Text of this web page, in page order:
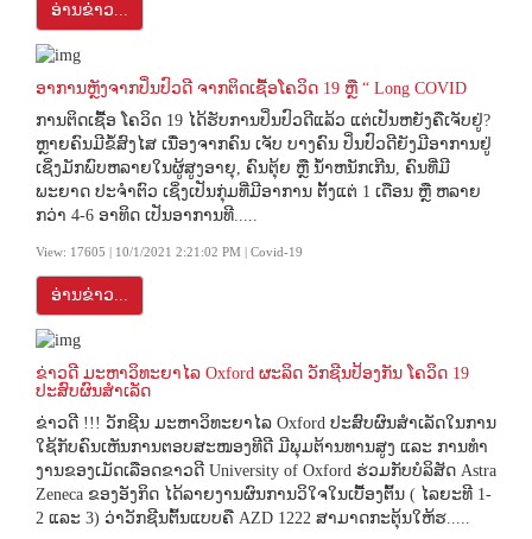
ອ່ານຂ່າວ...
ອາການຫຼັງຈາກປິ່ນປົວດີ ຈາກຕິດເຊື້ອໂຄວິດ 19 ຫຼື “ Long COVID
ການຕິດເຊື້ອ ໂຄວິດ 19 ໄດ້ຮັບການປິ່ນປົວດີແລ້ວ ແຕ່ເປັນຫຍັງຄືເຈັບຢູ່?
ຫຼາຍຄົນມີຂໍ້ສົງໄສ ເນື່ອງຈາກຄົນ ເຈັບ ບາງຄົນ ປິ່ນປົວດີຍັງມີອາການຢູ່
ເຊິ່ງມັກພົບຫລາຍໃນຜູ້ສູງອາຍຸ, ຄົນຕຸ້ຍ ຫຼື ນ້ໍາຫນັກເກີນ, ຄົນທີ່ມີ
ພະຍາດ ປະຈໍາຕົວ ເຊິ່ງເປັນກຸ່ມທີ່ມີອາການ ຕັ້ງແຕ່ 1 ເດືອນ ຫຼື ຫລາຍ
ກວ່າ 4-6 ອາທິດ ເປັນອາການທີ.....
View: 17605 | 10/1/2021 2:21:02 PM | Covid-19
ອ່ານຂ່າວ...
ຂ່າວດີ ມະຫາວິທະຍາໄລ Oxford ຜະລິດ ວັກຊີນປ້ອງກັນ ໂຄວິດ 19
ປະສົບຜົນສຳເລັດ
ຂ່າວດີ !!! ວັກຊີນ ມະຫາວິທະຍາໄລ Oxford ປະສົບຜົນສໍາເລັດໃນການ
ໃຊ້ກັບຄົນເຫັນການຕອບສະໜອງທີດີ ມີພຸມຕ້ານທານສູງ ແລະ ການທຳ
ງານຂອງເມັດເລືອດຂາວດີ University of Oxford ຮ່ວມກັບບໍລິສັດ Astra
Zeneca ຂອງອັງກິດ ໄດ້ລາຍງານຜົນການວິໃຈໃນເບື້ອງຕົ້ນ ( ໄລຍະທີ 1-
2 ແລະ 3) ວ່າວັກຊີນຕົ້ນແບບຄື AZD 1222 ສາມາດກະຕຸ້ນໃຫ້ຮ.....